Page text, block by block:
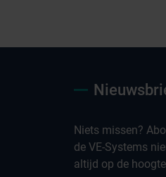
Niets missen?
de VE-Systems
altijd op de